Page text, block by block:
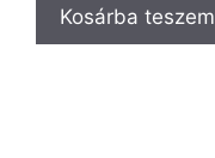
Kosárba teszem